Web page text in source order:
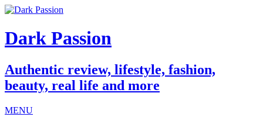
Dark Passion
Authentic review, lifestyle, fashion,
beauty, real life and more
MENU